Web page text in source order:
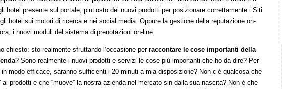
hotel presente sul portale, piuttosto dei nuovi prodotti per posizionare correttamente i Siti
hotel sui motori di ricerca e nei social media. Oppure la gestione della reputazione on-
i nuovi moduli del sistema di prenotazioni on-line.
chiesto: sto realmente sfruttando l’occasione perraccontare le cose importanti della
? Sono realmente i nuovi prodotti e servizi le cose più importanti che ho da dire? Per
in modo efficace, saranno sufficienti i 20 minuti a mia disposizione? Non c’è qualcosa che
ai prodotti e che “muove” la nostra azienda nel mercato sin dalla sua nascita? Non è che